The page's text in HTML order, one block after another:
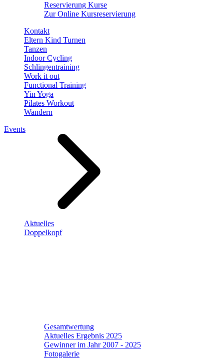
Reservierung Kurse
Zur Online Kursreservierung
Kontakt
Eltern Kind Turnen
Tanzen
Indoor Cycling
Schlingentraining
Work it out
Functional Training
Yin Yoga
Pilates Workout
Wandern
Events
Aktuelles
Doppelkopf
Gesamtwertung
Aktuelles Ergebnis 2025
Gewinner im Jahr 2007 - 2025
Fotogalerie